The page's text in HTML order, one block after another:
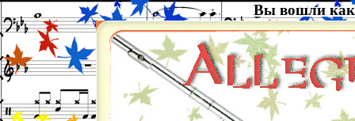
Вы вошли как